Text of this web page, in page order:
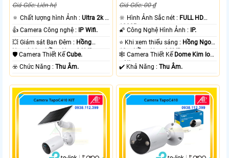
Giá Gốc: Liên hệ
🔅 Chất lượng hình Ảnh :Ultra 2k +
.
👍 Camera Công nghệ :
IP Wifi.
💥 Giám sát Ban Đêm : Hồng
Ngoại 10m Hồng Ngoại SMD.
🛡 Camera Thiết KếCube.
️☣️ Chức Năng :Thu Âm.
Giá Gốc: 00 ₫
🔆 Hình Ảnh Sắc nét : FULL HD
1080P .
🌠 Công Nghệ Hình Ảnh :
IP.
⭐ Khi xem thiếu sáng : Hồng Ngoại
10m Hồng Ngoại SMD.
🕸️ Camera Thiết Kế Dome Kim loại
+ Nhựa.
️✔️ Khả Năng :Thu Âm.